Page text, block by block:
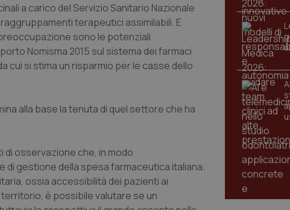
a carico del Servizio Sanitario Nazionale
terapeutici assimilabili. E
sono le potenziali
Nomisma 2015 sul sistema dei farmaci
cui si stima un risparmio per le casse dello
alla base la tenuta di quel settore che ha
osservazione che, in modo
gestione della spesa farmaceutica italiana.
ossia accessibilità dei pazienti ai
è possibile valutare se un